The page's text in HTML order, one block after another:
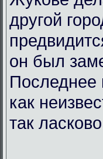
другой
он был
Последнее
как
так